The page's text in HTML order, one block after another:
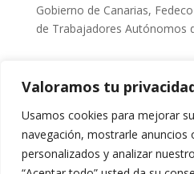
Valoramos tu
Usamos cookies para mejorar
navegación, mostrarle anuncios
personalizados y analizar
Gobierno de Canarias,
de Trabajadores Autónomos
←Los empresarios de Arona
desbloqueo del Plan Parcial
La AECP Arona lamenta que
el embellecimiento del
cuestión partidista →